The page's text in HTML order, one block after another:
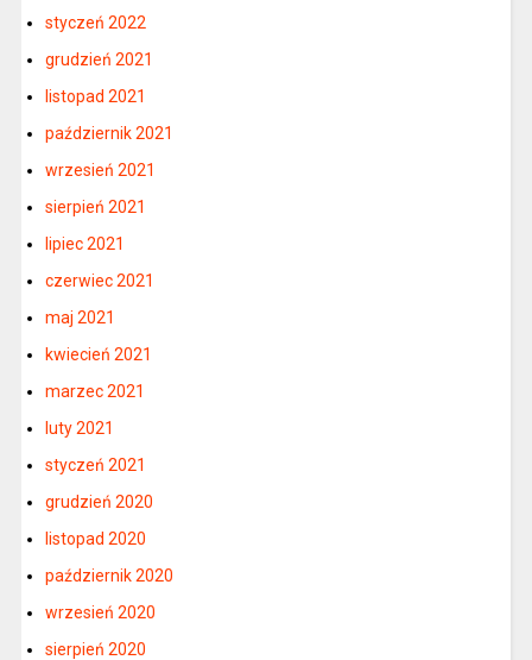
styczeń 2022
grudzień 2021
listopad 2021
październik 2021
wrzesień 2021
sierpień 2021
lipiec 2021
czerwiec 2021
maj 2021
kwiecień 2021
marzec 2021
luty 2021
styczeń 2021
grudzień 2020
listopad 2020
październik 2020
wrzesień 2020
sierpień 2020